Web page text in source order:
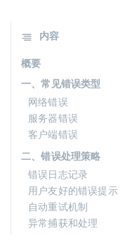
内容
概要
一、常见错误类型
网络错误
服务器错误
客户端错误
二、错误处理策略
错误日志记录
用户友好的错误提示
自动重试机制
异常捕获和处理